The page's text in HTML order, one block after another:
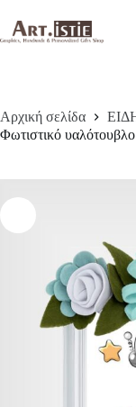
στο
περιεχόμενο
Αρχική σελίδα
Φωτιστικό υαλότουβλο